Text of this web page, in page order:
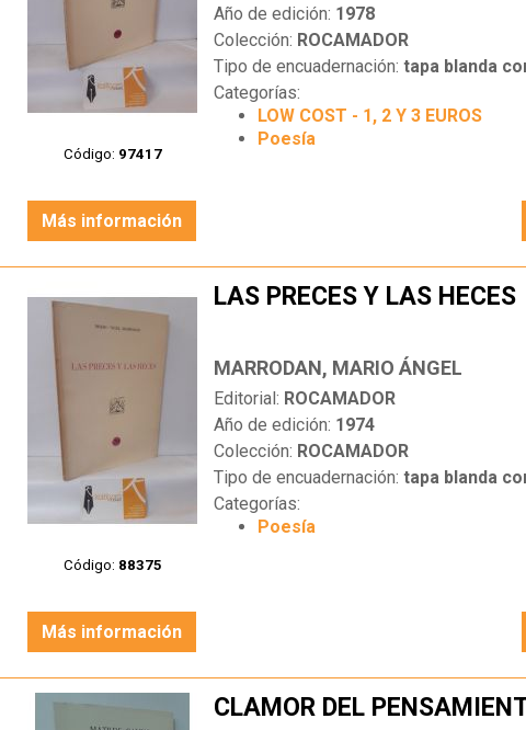
Código: 97417
Año de edición: 1978
Colección: ROCAMADOR
Tipo de encuadernación:tapa blanda
Categorías:
LOW COST - 1, 2 Y 3 EUROS
Poesía
Más información
Código: 88375
LAS PRECES Y LAS HECES
MARRODAN, MARIO ÁNGEL
Editorial: ROCAMADOR
Año de edición: 1974
Colección: ROCAMADOR
Tipo de encuadernación:tapa blanda
Categorías:
Poesía
Más información
CLAMOR DEL